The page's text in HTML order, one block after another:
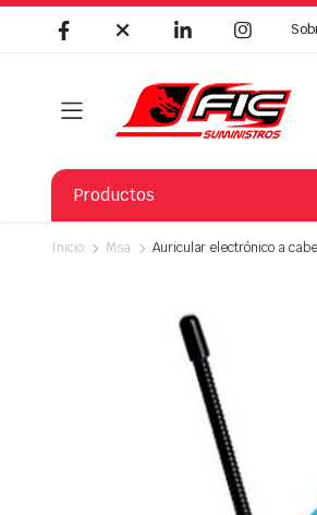
Productos
Inicio Msa Auricular electrónico a